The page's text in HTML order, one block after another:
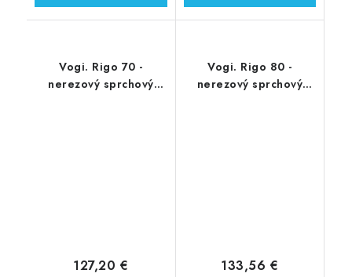
Vogi. Rigo 70 -
nerezový sprchový
127,20 €
Vogi. Rigo 80 -
nerezový sprchový
133,56 €